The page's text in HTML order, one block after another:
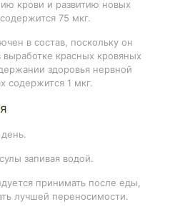
крови и развитию новых
75 мкг.
в состав, поскольку он
красных кровяных
здоровья нервной
содержится 1 мкг.
запивая водой.
принимать после еды,
лучшей переносимости.